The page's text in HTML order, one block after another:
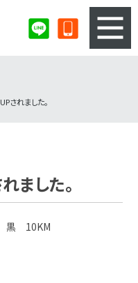
されました。
ました。
黒 10KM